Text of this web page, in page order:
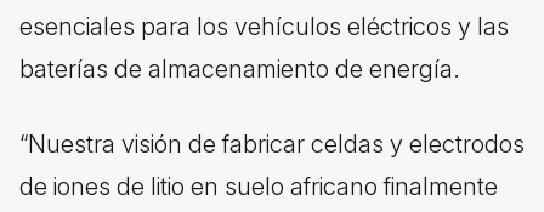
esenciales para los vehículos eléctricos y las
baterías de almacenamiento de energía.
“Nuestra visión de fabricar celdas y electrodos
de iones de litio en suelo africano finalmente